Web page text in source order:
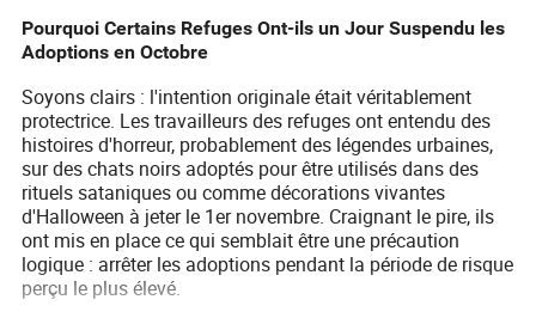
Pourquoi Certains Refuges Ont-ils un Jour Suspendu les
Adoptions en Octobre
Soyons clairs : l'intention originale était véritablement
protectrice. Les travailleurs des refuges ont entendu des
histoires d'horreur, probablement des légendes urbaines,
sur des chats noirs adoptés pour être utilisés dans des
rituels sataniques ou comme décorations vivantes
d'Halloween à jeter le 1er novembre. Craignant le pire, ils
ont mis en place ce qui semblait être une précaution
logique : arrêter les adoptions pendant la période de risque
perçu le plus élevé.